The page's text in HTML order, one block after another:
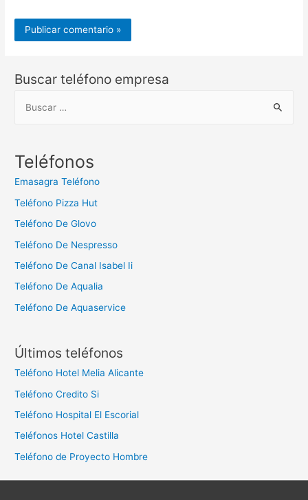
Buscar teléfono empresa
c
:
Teléfonos
Emasagra Teléfono
Teléfono Pizza Hut
Teléfono De Glovo
Teléfono De Nespresso
Teléfono De Canal Isabel Ii
Teléfono De Aqualia
Teléfono De Aquaservice
Últimos teléfonos
Teléfono Hotel Melia Alicante
Teléfono Credito Si
Teléfono Hospital El Escorial
Teléfonos Hotel Castilla
Teléfono de Proyecto Hombre